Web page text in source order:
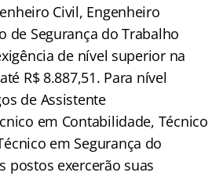
Civil, Engenheiro
de Segurança do Trabalho
de nível superior na
R$ 8.887,51. Para nível
de Assistente
em Contabilidade, Técnico
em Segurança do
postos exercerão suas